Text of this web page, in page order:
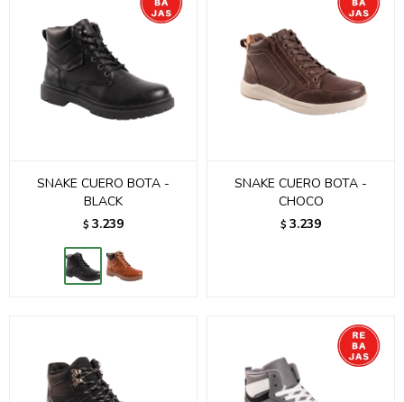
SNAKE CUERO BOTA -
BLACK
$ 3.239
SNAKE CUERO BOTA -
CHOCO
$ 3.239